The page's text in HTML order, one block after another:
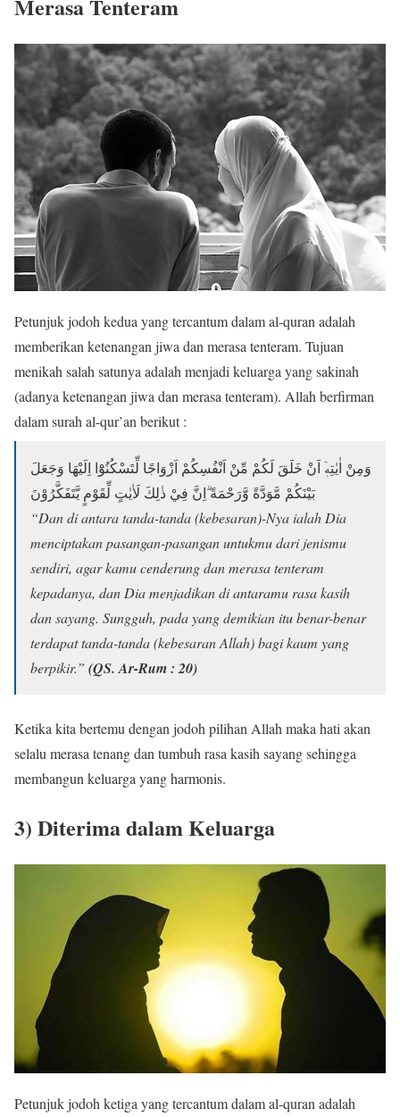
Merasa Tenteram
Petunjuk jodoh kedua yang tercantum dalam al-quran adalah
memberikan ketenangan jiwa dan merasa tenteram. Tujuan
menikah salah satunya adalah menjadi keluarga yang sakinah
(adanya ketenangan jiwa dan merasa tenteram). Allah berfirman
dalam surah al-qur’an berikut :
وَمِنْ اٰيٰتِهٖٓ اَنْ خَلَقَ لَكُمْ مِّنْ اَنْفُسِكُمْ اَزْوَاجًا لِّتَسْكُنُوْٓا اِلَيْهَا وَجَعَلَ
بَيْنَكُمْ مَّوَدَّةً وَّرَحْمَةً ۗاِنَّ فِيْ ذٰلِكَ لَاٰيٰتٍ لِّقَوْمٍ يَّتَفَكَّرُوْنَ
“Dan di antara tanda-tanda (kebesaran)-Nya ialah Dia
menciptakan pasangan-pasangan untukmu dari jenismu
sendiri, agar kamu cenderung dan merasa tenteram
kepadanya, dan Dia menjadikan di antaramu rasa kasih
dan sayang. Sungguh, pada yang demikian itu benar-benar
terdapat tanda-tanda (kebesaran Allah) bagi kaum yang
berpikir.” (QS. Ar-Rum : 20)
Ketika kita bertemu dengan jodoh pilihan Allah maka hati akan
selalu merasa tenang dan tumbuh rasa kasih sayang sehingga
membangun keluarga yang harmonis.
3) Diterima dalam Keluarga
Petunjuk jodoh ketiga yang tercantum dalam al-quran adalah